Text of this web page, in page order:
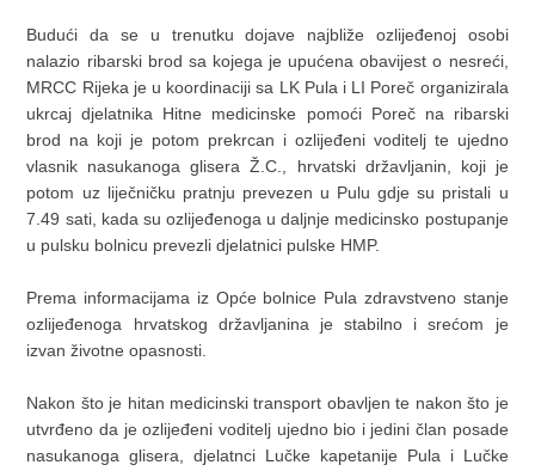
Budući da se u trenutku dojave najbliže ozlijeđenoj osobi
nalazio ribarski brod sa kojega je upućena obavijest o nesreći,
MRCC Rijeka je u koordinaciji sa LK Pula i LI Poreč organizirala
ukrcaj djelatnika Hitne medicinske pomoći Poreč na ribarski
brod na koji je potom prekrcan i ozlijeđeni voditelj te ujedno
vlasnik nasukanoga glisera Ž.C., hrvatski državljanin, koji je
potom uz liječničku pratnju prevezen u Pulu gdje su pristali u
7.49 sati, kada su ozlijeđenoga u daljnje medicinsko postupanje
u pulsku bolnicu prevezli djelatnici pulske HMP.
Prema informacijama iz Opće bolnice Pula zdravstveno stanje
ozlijeđenoga hrvatskog državljanina je stabilno i srećom je
izvan životne opasnosti.
Nakon što je hitan medicinski transport obavljen te nakon što je
utvrđeno da je ozlijeđeni voditelj ujedno bio i jedini član posade
nasukanoga glisera, djelatnci Lučke kapetanije Pula i Lučke